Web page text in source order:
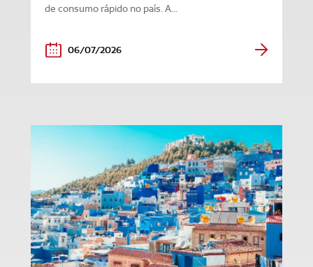
de consumo rápido no país. A...
06/07/2026